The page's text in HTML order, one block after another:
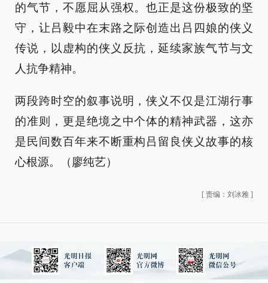
的气节，不愿屈从强权。也正是这份极致的坚
守，让吕毅中在末路之际创造出吕四娘的侠义
传说，以虚构的侠义反抗，延续家族气节与文
人抗争精神。
两段跨时空的叙事说明，侠义不仅是江湖行事
的准则，更是绝境之中个体的精神武器，这亦
是民间数百年来不断重构吕留良侠义故事的核
心根源。（廖纯艺）
[ 责编：刘冰雅 ]